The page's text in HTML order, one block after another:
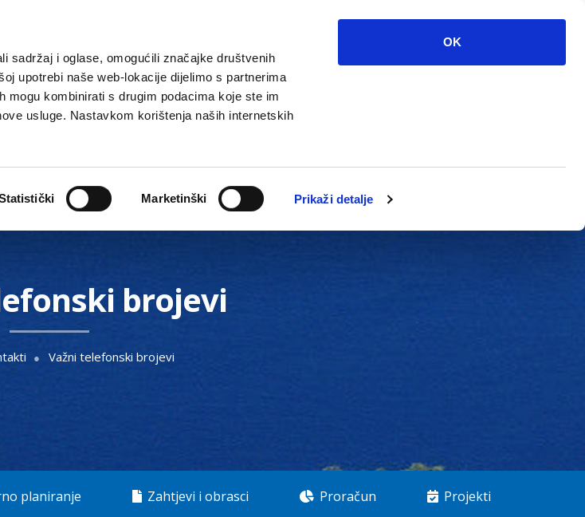
sadržaj i oglase, omogućili značajke društvenih
upotrebi naše web-lokacije dijelimo s partnerima
mogu kombinirati s drugim podacima koje ste im
usluge. Nastavkom korištenja naših internetskih
Marketinški Prikaži detalje
OK
i škole
brojevi
Važni telefonski brojevi
planiranje Zahtjevi i obrasci Proračun Projekti